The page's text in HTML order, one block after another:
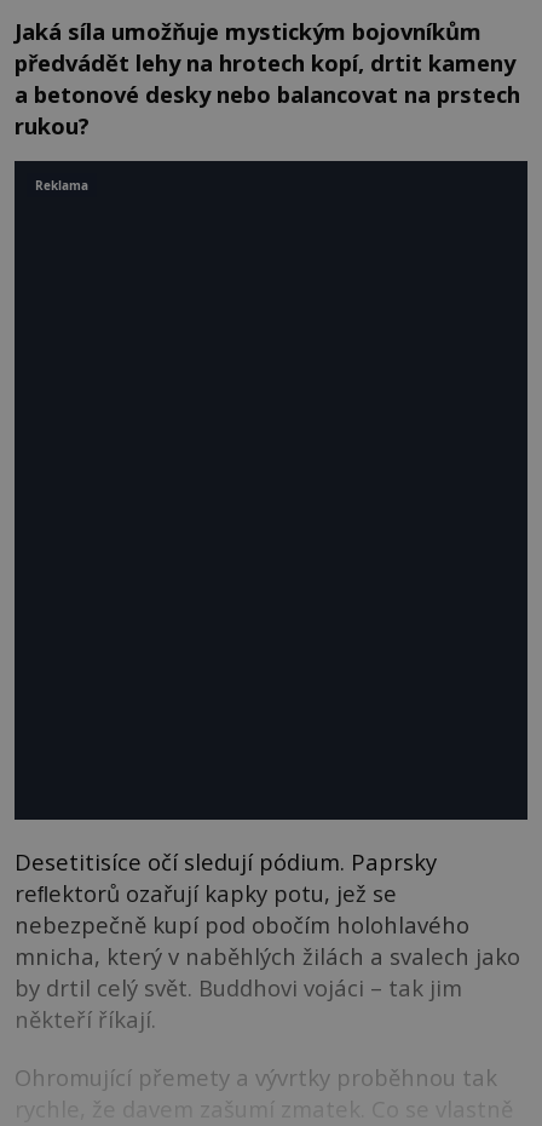
Jaká síla umožňuje mystickým bojovníkům
předvádět lehy na hrotech kopí, drtit kameny
a betonové desky nebo balancovat na prstech
rukou?
Desetitisíce očí sledují pódium. Paprsky
reﬂektorů ozařují kapky potu, jež se
nebezpečně kupí pod obočím holohlavého
mnicha, který v naběhlých žilách a svalech jako
by drtil celý svět. Buddhovi vojáci – tak jim
někteří říkají.
Ohromující přemety a vývrtky proběhnou tak
rychle, že davem zašumí zmatek. Co se vlastně
Reklama